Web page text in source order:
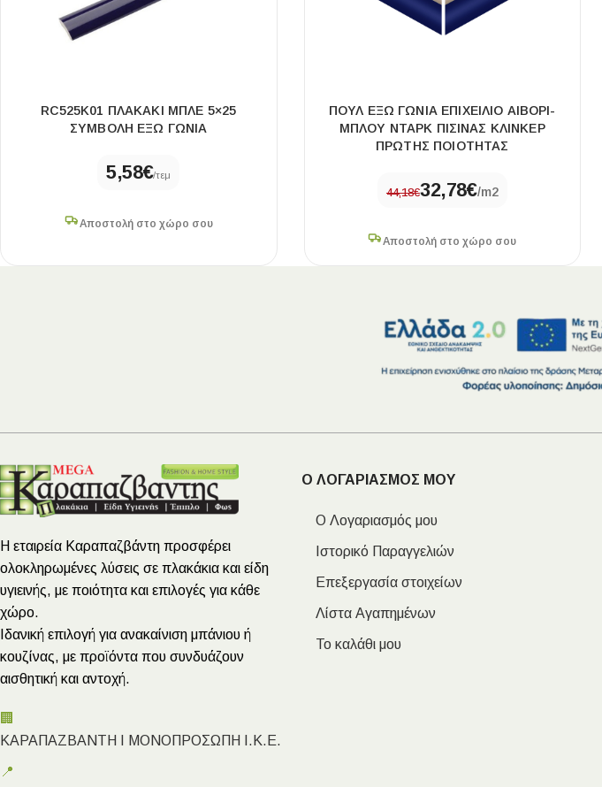
RC525K01 ΠΛΑΚΑΚΙ ΜΠΛΕ 5×25
ΣΥΜΒΟΛΗ ΕΞΩ ΓΩΝΙΑ
5,58€/τεμ
Αποστολή στο χώρο σου
ΠΟΥΛ ΕΞΩ ΓΩΝΙΑ ΕΠΙΧΕΙΛΙΟ ΑΙΒΟΡΙ-
ΜΠΛΟΥ ΝΤΑΡΚ ΠΙΣΙΝΑΣ ΚΛΙΝΚΕΡ
ΠΡΩΤΗΣ ΠΟΙΟΤΗΤΑΣ
44,18€32,78€/m2
Αποστολή στο χώρο σου
Η εταιρεία Καραπαζβάντη προσφέρει
ολοκληρωμένες λύσεις σε πλακάκια και είδη
υγιεινής, με ποιότητα και επιλογές για κάθε
χώρο.
Ιδανική επιλογή για ανακαίνιση μπάνιου ή
κουζίνας, με προϊόντα που συνδυάζουν
αισθητική και αντοχή.
🏢
ΚΑΡΑΠΑΖΒΑΝΤΗ Ι ΜΟΝΟΠΡΟΣΩΠΗ Ι.Κ.Ε.
📍
Ο ΛΟΓΑΡΙΑΣΜΟΣ ΜΟΥ
Ο Λογαριασμός μου
Ιστορικό Παραγγελιών
Επεξεργασία στοιχείων
Λίστα Αγαπημένων
Το καλάθι μου